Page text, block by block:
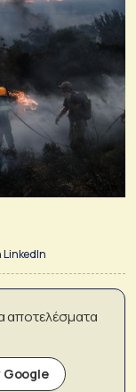
LinkedIn
αποτελέσματα